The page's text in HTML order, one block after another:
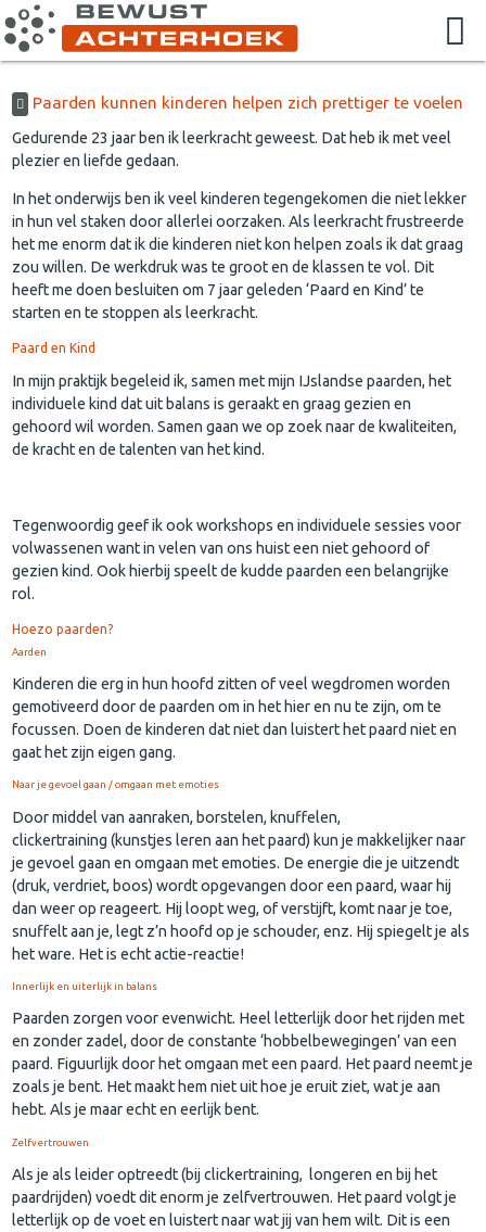
Paarden kunnen kinderen helpen zich prettiger te voelen
Gedurende 23 jaar ben ik leerkracht geweest. Dat heb ik met veel
plezier en liefde gedaan.
In het onderwijs ben ik veel kinderen tegengekomen die niet lekker
in hun vel staken door allerlei oorzaken. Als leerkracht frustreerde
het me enorm dat ik die kinderen niet kon helpen zoals ik dat graag
zou willen. De werkdruk was te groot en de klassen te vol. Dit
heeft me doen besluiten om 7 jaar geleden ‘Paard en Kind’ te
starten en te stoppen als leerkracht.
Paard en Kind
In mijn praktijk begeleid ik, samen met mijn IJslandse paarden, het
individuele kind dat uit balans is geraakt en graag gezien en
gehoord wil worden. Samen gaan we op zoek naar de kwaliteiten,
de kracht en de talenten van het kind.
Tegenwoordig geef ik ook workshops en individuele sessies voor
volwassenen want in velen van ons huist een niet gehoord of
gezien kind. Ook hierbij speelt de kudde paarden een belangrijke
rol.
Hoezo paarden?
Aarden
Kinderen die erg in hun hoofd zitten of veel wegdromen worden
gemotiveerd door de paarden om in het hier en nu te zijn, om te
focussen. Doen de kinderen dat niet dan luistert het paard niet en
gaat het zijn eigen gang.
Naar je gevoel gaan / omgaan met emoties
Door middel van aanraken, borstelen, knuffelen,
clickertraining (kunstjes leren aan het paard) kun je makkelijker naar
je gevoel gaan en omgaan met emoties. De energie die je uitzendt
(druk, verdriet, boos) wordt opgevangen door een paard, waar hij
dan weer op reageert. Hij loopt weg, of verstijft, komt naar je toe,
snuffelt aan je, legt z’n hoofd op je schouder, enz. Hij spiegelt je als
het ware. Het is echt actie-reactie!
Innerlijk en uiterlijk in balans
Paarden zorgen voor evenwicht. Heel letterlijk door het rijden met
en zonder zadel, door de constante ‘hobbelbewegingen’ van een
paard. Figuurlijk door het omgaan met een paard. Het paard neemt je
zoals je bent. Het maakt hem niet uit hoe je eruit ziet, wat je aan
hebt. Als je maar echt en eerlijk bent.
Zelfvertrouwen
Als je als leider optreedt (bij clickertraining, longeren en bij het
paardrijden) voedt dit enorm je zelfvertrouwen. Het paard volgt je
letterlijk op de voet en luistert naar wat jij van hem wilt. Dit is een